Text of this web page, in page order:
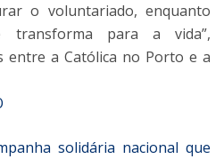
o voluntariado, enquanto
transforma para a vida”,
entre a Católica no Porto e a
solidária nacional que